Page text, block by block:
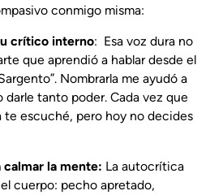
conmigo misma:
crítico interno: Esa voz dura no
que aprendió a hablar desde el
Nombrarla me ayudó a
darle tanto poder. Cada vez que
te escuché, pero hoy no decides
calmar la mente: La autocrítica
cuerpo: pecho apretado,